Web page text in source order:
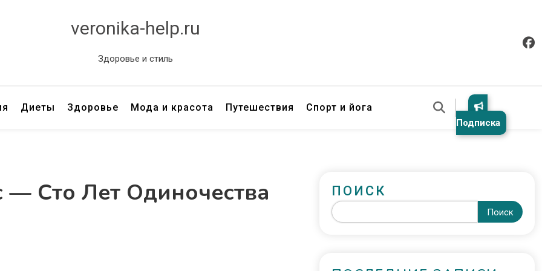
veronika-help.ru
Здоровье и стиль
Диеты Здоровье Мода и красота Путешествия Спорт и йога
Подписка
— Сто Лет Одиночества ПОИСК
Поиск